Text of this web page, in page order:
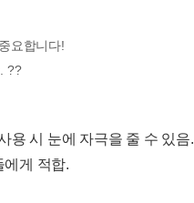
요합니다!
??
용 시 눈에 자극을 줄 수 있음.
에게 적합.